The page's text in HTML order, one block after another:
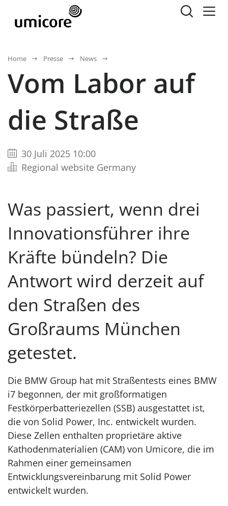
Home Presse News
Vom Labor auf
die Straße
30 Juli 2025 10:00
Regional website Germany
Was passiert, wenn drei
Innovationsführer ihre
Kräfte bündeln? Die
Antwort wird derzeit auf
den Straßen des
Großraums München
getestet.
Die BMW Group hat mit Straßentests eines BMW
i7 begonnen, der mit großformatigen
Festkörperbatteriezellen (SSB) ausgestattet ist,
die von Solid Power, Inc. entwickelt wurden.
Diese Zellen enthalten proprietäre aktive
Kathodenmaterialien (CAM) von Umicore, die im
Rahmen einer gemeinsamen
Entwicklungsvereinbarung mit Solid Power
entwickelt wurden.